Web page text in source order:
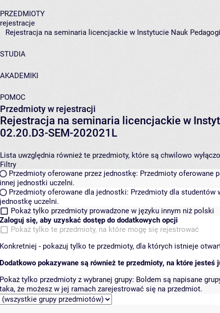
PRZEDMIOTY
rejestracje
Rejestracja na seminaria licencjackie w Instytucie Nauk
STUDIA
AKADEMIKI
POMOC
Przedmioty w rejestracji
Rejestracja na seminaria licencjackie w
02.20.D3-SEM-202021L
Lista uwzględnia również te przedmioty, które są chwilowo
Filtry
Przedmioty oferowane przez jednostkę: Przedmioty oferowane
innej jednostki uczelni.
Przedmioty oferowane dla jednostki: Przedmioty dla studentów
jednostkę uczelni.
Pokaż tylko przedmioty prowadzone w języku innym niż polski
Zaloguj się, aby uzyskać dostęp do dodatkowych opcji
Pokaż tylko te przedmioty, na które mogę się rejestrować
Konkretniej - pokazuj tylko te przedmioty, dla których istnieje
Dodatkowo pokazywane są również te przedmioty, na które jesteś
Pokaż tylko przedmioty z wybranej grupy: Boldem są napisane
taka, że możesz w jej ramach zarejestrować się na przedmiot.